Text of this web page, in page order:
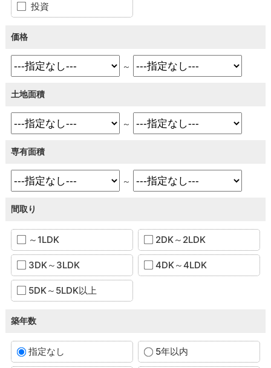
投資
価格
～
土地面積
～
専有面積
～
間取り
～1LDK 2DK～2LDK
3DK～3LDK 4DK～4LDK
5DK～5LDK以上
築年数
指定なし 5年以内